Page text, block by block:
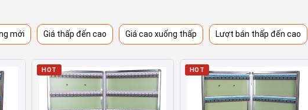
mới Giá thấp đến cao Giá cao xuống thấp Lượt bán thấp đến cao
HOT HOT